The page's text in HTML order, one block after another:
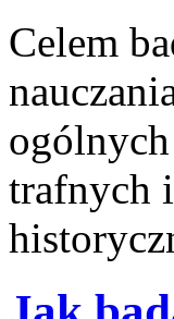
Celem
trafnych